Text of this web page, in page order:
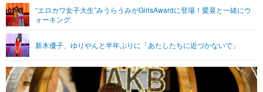
グラビア
ショッピング その他
その他
プッシュ通知の停止方法
“エロカワ女子大生”みうらうみがGirlsAwardに登場！愛菜と一緒にウ
ォーキング
新木優子、ゆりやんと半年ぶりに「あたしたちに近づかないで」